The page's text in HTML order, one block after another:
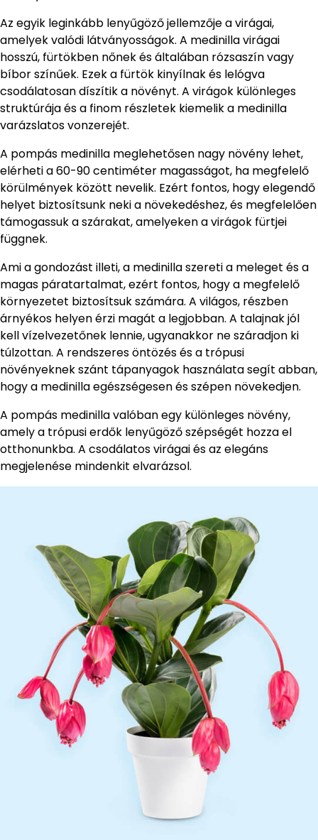
Az egyik leginkább lenyűgöző jellemzője a virágai,
amelyek valódi látványosságok. A medinilla virágai
hosszú, fürtökben nőnek és általában rózsaszín vagy
bíbor színűek. Ezek a fürtök kinyílnak és lelógva
csodálatosan díszítik a növényt. A virágok különleges
struktúrája és a finom részletek kiemelik a medinilla
varázslatos vonzerejét.
A pompás medinilla meglehetősen nagy növény lehet,
elérheti a 60-90 centiméter magasságot, ha megfelelő
körülmények között nevelik. Ezért fontos, hogy elegendő
helyet biztosítsunk neki a növekedéshez, és megfelelően
támogassuk a szárakat, amelyeken a virágok fürtjei
függnek.
Ami a gondozást illeti, a medinilla szereti a meleget és a
magas páratartalmat, ezért fontos, hogy a megfelelő
környezetet biztosítsuk számára. A világos, részben
árnyékos helyen érzi magát a legjobban. A talajnak jól
kell vízelvezetőnek lennie, ugyanakkor ne száradjon ki
túlzottan. A rendszeres öntözés és a trópusi
növényeknek szánt tápanyagok használata segít abban,
hogy a medinilla egészségesen és szépen növekedjen.
A pompás medinilla valóban egy különleges növény,
amely a trópusi erdők lenyűgöző szépségét hozza el
otthonunkba. A csodálatos virágai és az elegáns
megjelenése mindenkit elvarázsol.